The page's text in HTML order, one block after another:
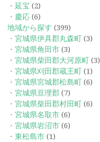
・延宝 (2)
・慶応 (6)
地域から探す (399)
・宮城県伊具郡丸森町 (3)
・宮城県角田市 (3)
・宮城県柴田郡大河原町 (3)
・宮城県刈田郡蔵王町 (1)
・宮城県宮城郡松島町 (6)
・宮城県亘理郡 (7)
・宮城県柴田郡村田町 (6)
・宮城県名取市 (6)
・宮城県岩沼市 (6)
・東松島市 (1)